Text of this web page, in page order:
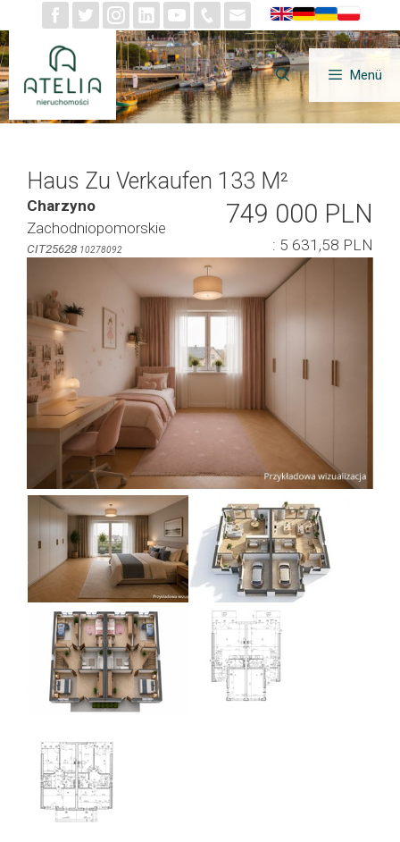
Inhalt
springen
Menü
Haus Zu Verkaufen 133 M²
Charzyno
Zachodniopomorskie
CIT25628 10278092
749 000 PLN
: 5 631,58 PLN